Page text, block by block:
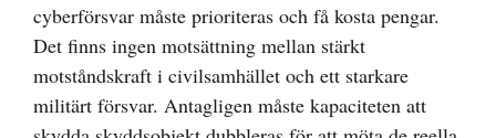
cyberförsvar måste prioriteras och få kosta pengar.
Det finns ingen motsättning mellan stärkt
motståndskraft i civilsamhället och ett starkare
militärt försvar. Antagligen måste kapaciteten att